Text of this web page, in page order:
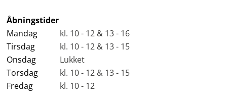
Åbningstider
Mandag
kl. 10 - 12 & 13 - 16
Tirsdag
kl. 10 - 12 & 13 - 15
Onsdag
Lukket
Torsdag
kl. 10 - 12 & 13 - 15
Fredag
kl. 10 - 12